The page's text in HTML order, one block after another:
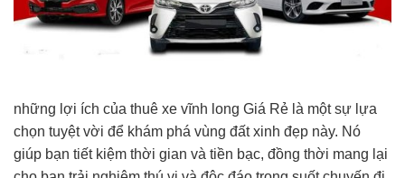
những lợi ích của thuê xe vĩnh long Giá Rẻ là một sự lựa
chọn tuyệt vời để khám phá vùng đất xinh đẹp này. Nó
giúp bạn tiết kiệm thời gian và tiền bạc, đồng thời mang lại